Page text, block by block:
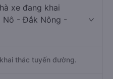
xe đang khai
Nô - Đắk Nông -
thác tuyến đường.